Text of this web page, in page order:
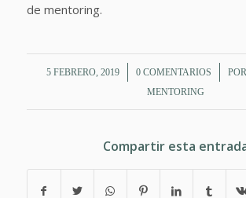
de mentoring.
5 FEBRERO, 2019
/ 0 COMENTARIOS
/ POR
MENTORING
Compartir esta